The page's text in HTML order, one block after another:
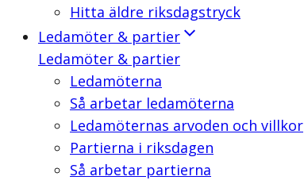
Hitta äldre riksdagstryck
Ledamöter & partier
Ledamöter & partier
Ledamöterna
Så arbetar ledamöterna
Ledamöternas arvoden och villkor
Partierna i riksdagen
Så arbetar partierna